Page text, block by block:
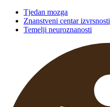
Tjedan mozga
Znanstveni centar izvrsnosti
Temelji neuroznanosti